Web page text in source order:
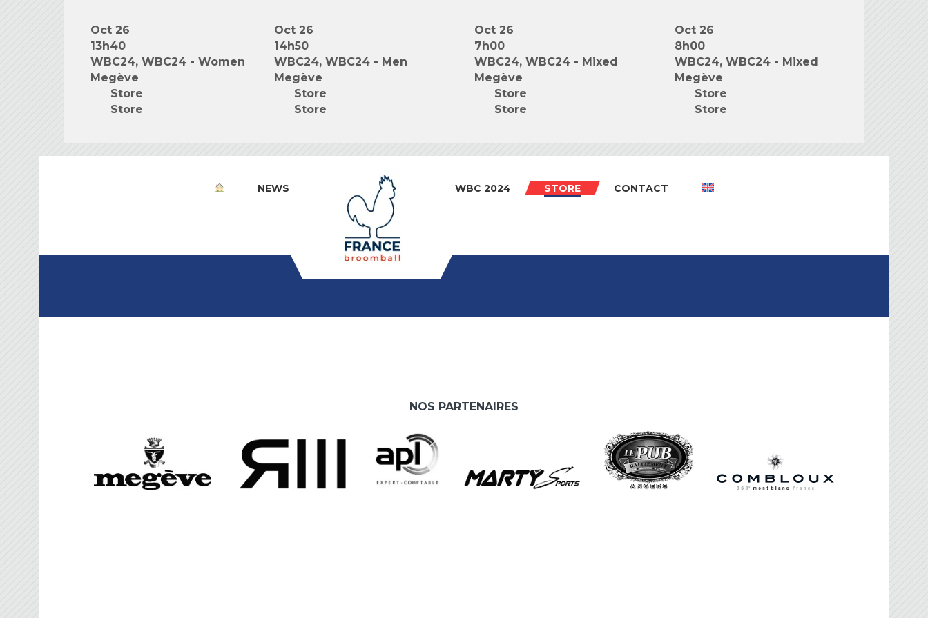
Oct 26
13h40
WBC24, WBC24 - Women
Megève
Store
Store
Oct 26
14h50
WBC24, WBC24 - Men
Megève
Store
Store
Oct 26
7h00
WBC24, WBC24 - Mixed
Megève
Store
Store
Oct 26
8h00
WBC24, WBC24 - Mixed
Megève
Store
Store
NEWS WBC 2024 STORE CONTACT
NOS PARTENAIRES